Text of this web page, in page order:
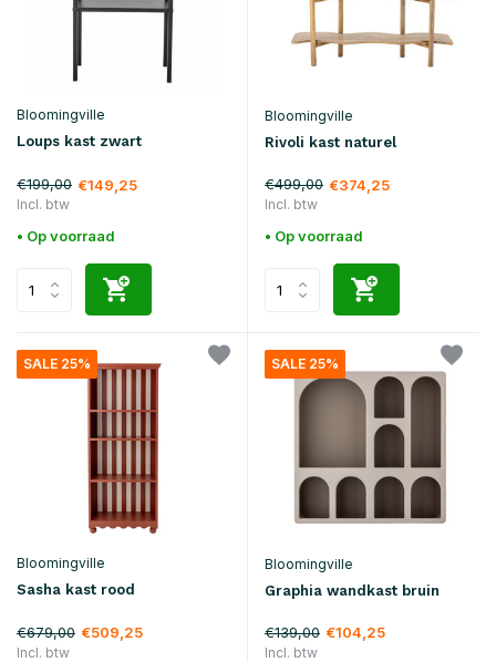
Bloomingville
Loups kast zwart
€199,00 €149,25
Incl. btw
• Op voorraad
Bloomingville
Rivoli kast naturel
€499,00 €374,25
Incl. btw
• Op voorraad
SALE 25%
Bloomingville
Sasha kast rood
€679,00 €509,25
Incl. btw
SALE 25%
Bloomingville
Graphia wandkast bruin
€139,00 €104,25
Incl. btw